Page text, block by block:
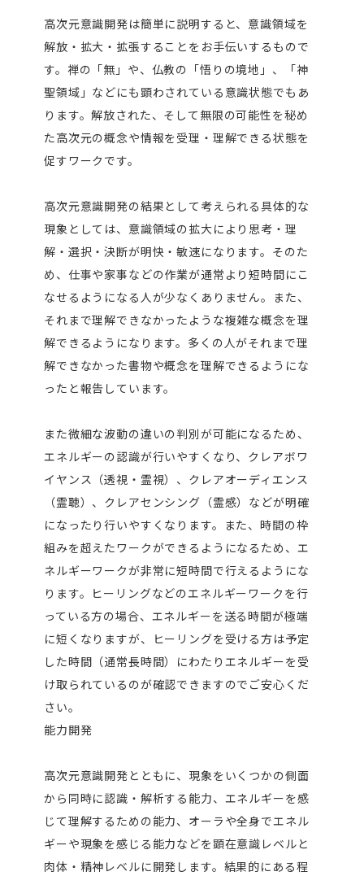
高次元意識開発は簡単に説明すると、意識領域を
解放・拡大・拡張することをお手伝いするもので
す。禅の「無」や、仏教の「悟りの境地」、「神
聖領域」などにも顕わされている意識状態でもあ
ります。解放された、そして無限の可能性を秘め
た高次元の概念や情報を受理・理解できる状態を
促すワークです。
高次元意識開発の結果として考えられる具体的な
現象としては、意識領域の拡大により思考・理
解・選択・決断が明快・敏速になります。そのた
め、仕事や家事などの作業が通常より短時間にこ
なせるようになる人が少なくありません。また、
それまで理解できなかったような複雑な概念を理
解できるようになります。多くの人がそれまで理
解できなかった書物や概念を理解できるようにな
ったと報告しています。
また微細な波動の違いの判別が可能になるため、
エネルギーの認識が行いやすくなり、クレアボワ
イヤンス（透視・霊視）、クレアオーディエンス
（霊聴）、クレアセンシング（霊感）などが明確
になったり行いやすくなります。また、時間の枠
組みを超えたワークができるようになるため、エ
ネルギーワークが非常に短時間で行えるようにな
ります。ヒーリングなどのエネルギーワークを行
っている方の場合、エネルギーを送る時間が極端
に短くなりますが、ヒーリングを受ける方は予定
した時間（通常長時間）にわたりエネルギーを受
け取られているのが確認できますのでご安心くだ
さい。
能力開発
高次元意識開発とともに、現象をいくつかの側面
から同時に認識・解析する能力、エネルギーを感
じて理解するための能力、オーラや全身でエネル
ギーや現象を感じる能力などを顕在意識レベルと
肉体・精神レベルに開発します。結果的にある程